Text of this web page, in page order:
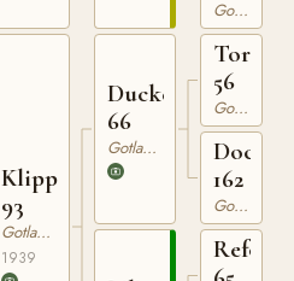
Klipp
93
Gotlandsruss
1939
Ducke
66
Gotlandsruss
Gotlandsruss
Tor
56
Gotlandsruss
Docka
162
Gotlandsruss
Reform